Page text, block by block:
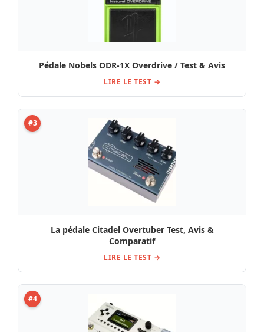
Pédale Nobels ODR-1X Overdrive / Test & Avis
LIRE LE TEST →
#3
La pédale Citadel Overtuber Test, Avis &
Comparatif
LIRE LE TEST →
#4